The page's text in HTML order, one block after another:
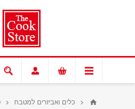
כלים ואביזרים למטבח